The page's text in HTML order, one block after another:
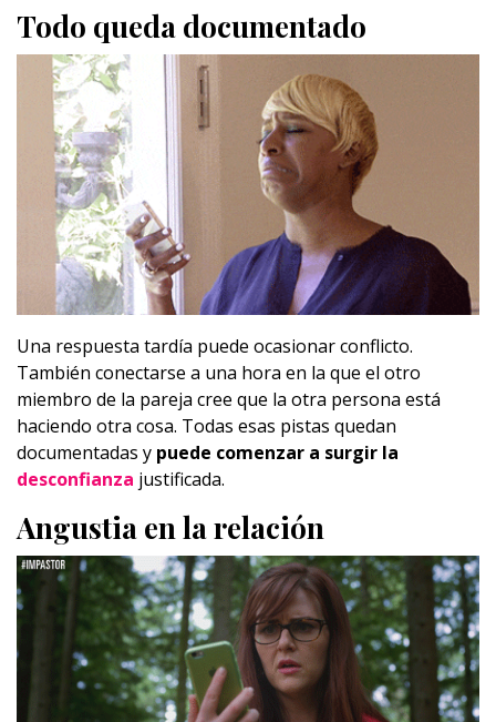
Todo queda documentado
Una respuesta tardía puede ocasionar conflicto.
También conectarse a una hora en la que el otro
miembro de la pareja cree que la otra persona está
haciendo otra cosa. Todas esas pistas quedan
documentadas y puede comenzar a surgir la
desconfianza justificada.
Angustia en la relación